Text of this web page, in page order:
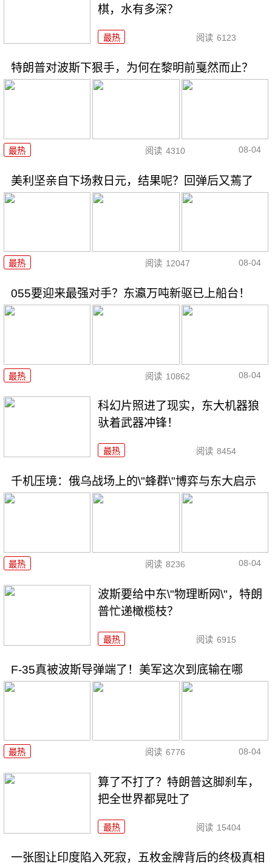
棋，水有多深？
最热 阅读 6123
特朗普对波斯下狠手，为何在黎明前戛然而止？
最热 阅读 4310 08-04
美利坚亲自下场救日元，结果呢？回弹后又蔫了
最热 阅读 12047 08-04
055要迎来最强对手？东瀛万吨新驱已上船台！
最热 阅读 10862 08-04
科幻片照进了现实，东大机器狼
驮着武器冲锋！
最热 阅读 8454
千机压境：俄乌战场上的\"蜂群\"博弈与东大启示
最热 阅读 8236 08-04
波斯要给中东\"物理断网\"，特朗
普忙递橄榄枝？
最热 阅读 6915
F-35真被波斯导弹端了！美军这次到底输在哪
最热 阅读 6776 08-04
算了不打了？特朗普这脚刹车，
把全世界都晃吐了
最热 阅读 15404
一张图让印度陷入死寂，五枚金牌背后的终极真相